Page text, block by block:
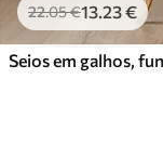
22.05€13.23€